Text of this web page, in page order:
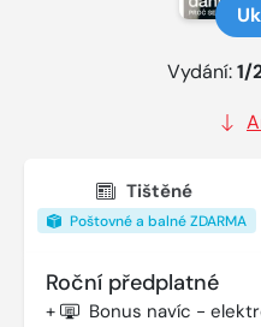
Vydání:1/
Tištěné
Poštovné a balné ZDARMA
Roční předplatné
+ Bonus navíc -